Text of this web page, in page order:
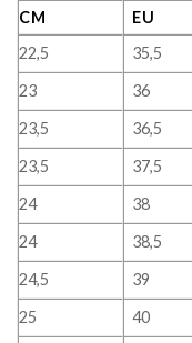
CM EU
22,5
35,5
23
36
23,5
36,5
23,5
37,5
24
38
24
38,5
24,5
39
25
40